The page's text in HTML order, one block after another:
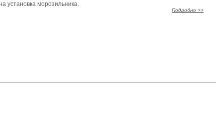
установка морозильника.
Подробно >>